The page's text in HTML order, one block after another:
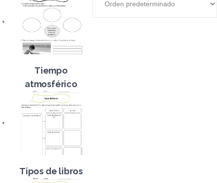
Tiempo
atmosférico
Tipos de libros